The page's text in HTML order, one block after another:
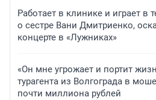
Работает в клинике и играет в
о сестре Вани Дмитриенко,
концерте в «Лужниках»
«Он мне угрожает и портит
турагента из Волгограда в
почти миллиона рублей